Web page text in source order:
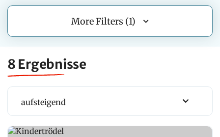
More Filters (1)
8 Ergebnisse
aufsteigend